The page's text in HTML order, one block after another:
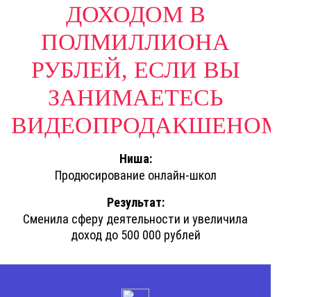
ДОХОДОМ В
ПОЛМИЛЛИОНА
РУБЛЕЙ, ЕСЛИ ВЫ
ЗАНИМАЕТЕСЬ
ВИДЕОПРОДАКШЕНОМ?
Ниша:
Продюсирование онлайн-школ
Результат:
Сменила сферу деятельности и увеличила
доход до 500 000 рублей